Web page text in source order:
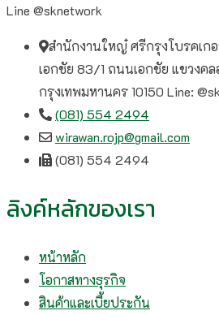
Line @sknetwork
สำนักงานใหญ๋ ศรีกรุงโบรคเก
เอกชัย 83/1 ถนนเอกชัย แขวงค
กรุงเทพมหานคร 10150 Line:
(081) 554 2494​
wirawan.rojp@gmail.com
(081) 554 2494​
ลิงค์หลักของเรา
หน้าหลัก
โอกาสทางธุรกิจ
สินค้าและเบี้ยประกัน